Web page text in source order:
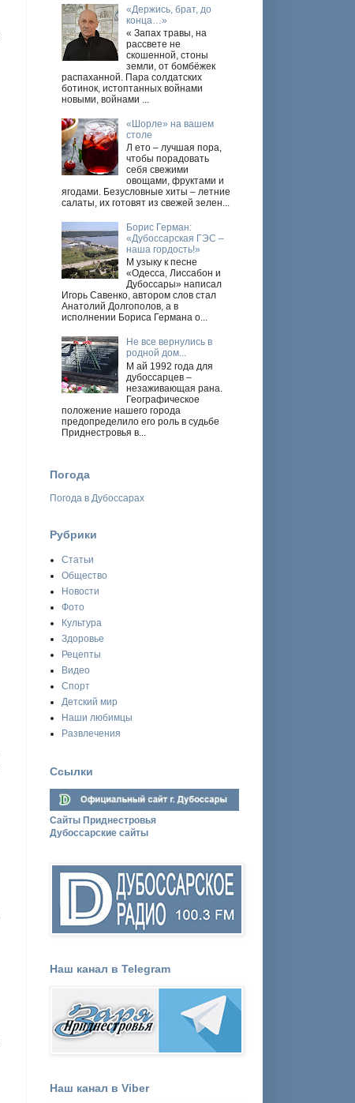
«Держись, брат, до
конца…»
« Запах травы, на
рассвете не
скошенной, стоны
земли, от бомбёжек
распаханной. Пара солдатских
ботинок, истоптанных войнами
новыми, войнами ...
«Шорле» на вашем
столе
Л ето – лучшая пора,
чтобы порадовать
себя свежими
овощами, фруктами и
ягодами. Безусловные хиты – летние
салаты, их готовят из свежей зелен...
Борис Герман:
«Дубоссарская ГЭС –
наша гордость!»
М узыку к песне
«Одесса, Лиссабон и
Дубоссары» написал
Игорь Савенко, автором слов стал
Анатолий Долгополов, а в
исполнении Бориса Германа о...
Не все вернулись в
родной дом...
М ай 1992 года для
дубоссарцев –
незаживающая рана.
Географическое
положение нашего города
предопределило его роль в судьбе
Приднестровья в...
Погода
Погода в Дубоссарах
Рубрики
Статьи
Общество
Новости
Фото
Культура
Здоровье
Рецепты
Видео
Спорт
Детский мир
Наши любимцы
Развлечения
Ссылки
Сайты Приднестровья
Дубоссарские сайты
Наш канал в Telegram
Наш канал в Viber